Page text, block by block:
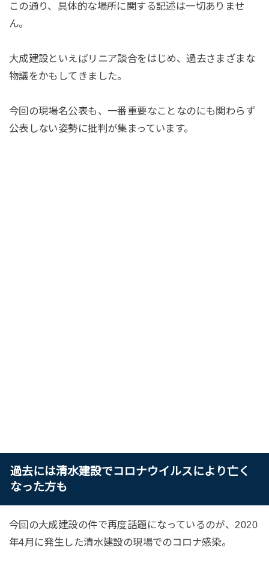
この通り、具体的な場所に関する記述は一切ありませ
ん。
大成建設といえばリニア談合をはじめ、過去さまざまな
物議をかもしてきました。
今回の現場名公表も、一番重要なことなのにも関わらず
公表しない姿勢に批判が集まっています。
過去には清水建設でコロナウイルスにより亡く
なった方も
今回の大成建設の件で再度話題になっているのが、2020
年4月に発生した清水建設の現場でのコロナ感染。